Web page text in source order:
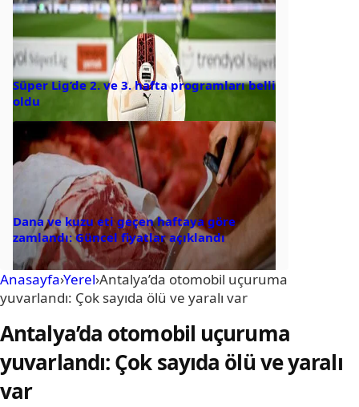
Süper Lig’de 2. ve 3. hafta programları belli
oldu
Dana ve kuzu eti geçen haftaya göre
zamlandı: Güncel fiyatlar açıklandı
Anasayfa›Yerel›Antalya’da otomobil uçuruma
yuvarlandı: Çok sayıda ölü ve yaralı var
Antalya’da otomobil uçuruma
yuvarlandı: Çok sayıda ölü ve yaralı
var